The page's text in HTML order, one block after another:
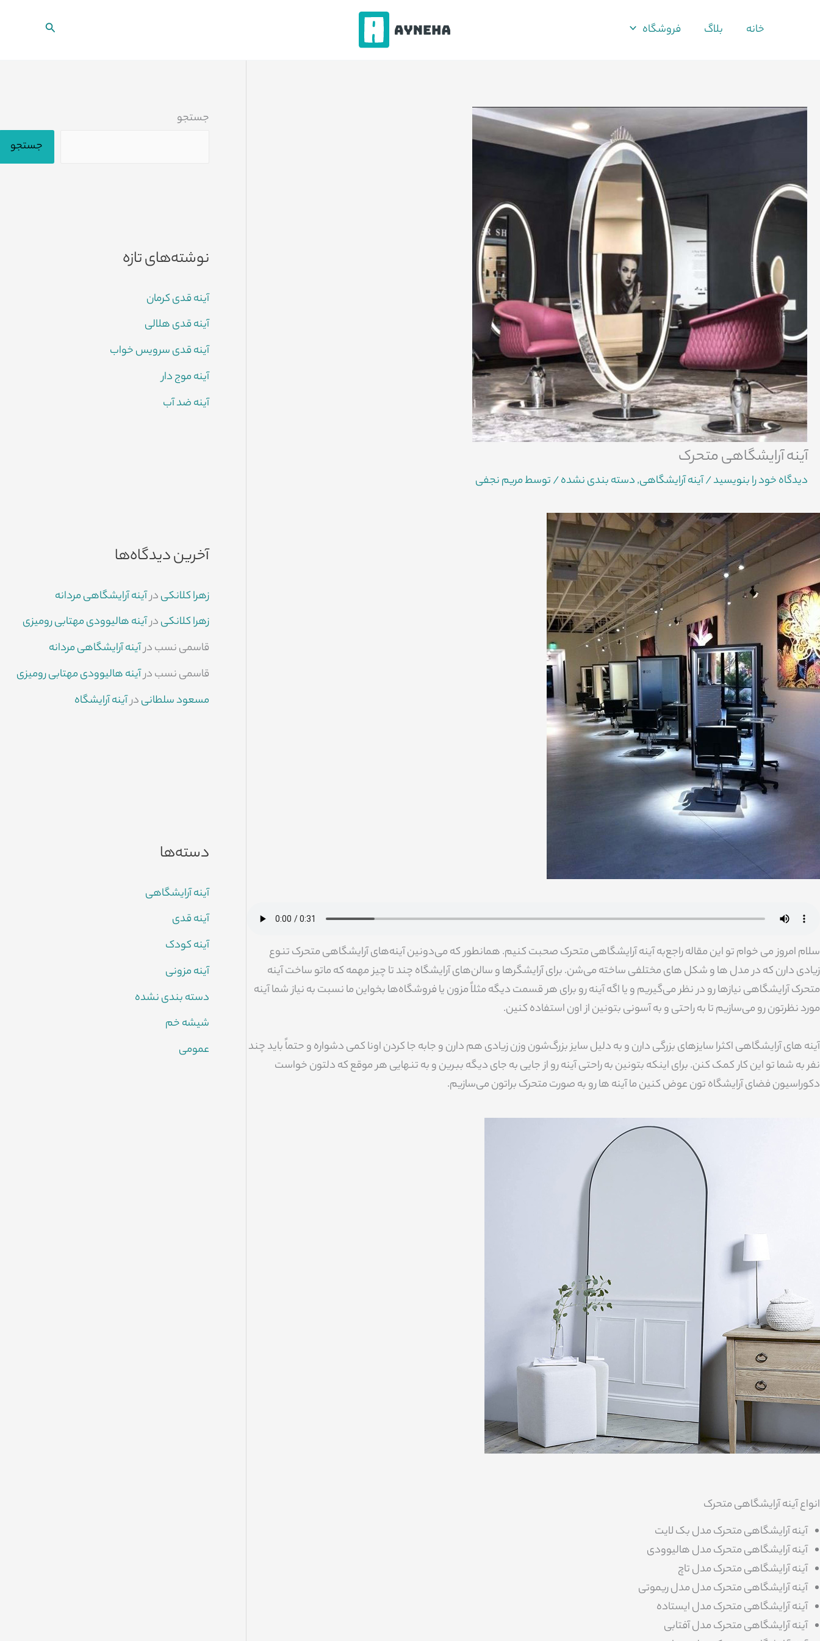
خانه بلاگ فروشگاه جستجو
آینه آرایشگاهی متحرک
دیدگاه‌ خود را بنویسید/آینه آرایشگاهی,دسته بندی نشده/ توسطمریم نجفی
سلام امروز می خوام تو این مقاله راجع‌به آینه آرایشگاهی متحرک صحبت کنیم. همانطور که می‌دونین آینه‌های آرایشگاهی متحرک تنوع
زیادی دارن که در مدل ها و شکل های مختلفی ساخته می‌شن. برای آرایشگرها و سالن‌های آرایشگاه چند تا چیز مهمه که ماتو ساخت آینه
متحرک آرایشگاهی نیازها رو در نظر می‌گیریم و یا اگه آینه رو برای هر قسمت دیگه مثلاً مزون یا فروشگاه‌ها بخواین ما نسبت به نیاز شما آینه
مورد نظرتون رو می‌سازیم تا به راحتی و به آسونی بتونین از اون استفاده کنین.
آینه های آرایشگاهی اکثرا سایز‌های بزرگی دارن و به دلیل سایز بزرگ‌شون وزن زیادی هم دارن و جابه جا کردن اونا کمی دشواره و حتماً باید چند
نفر به شما تو این کار کمک کنن. برای اینکه بتونین به راحتی آینه رو از جایی به جای دیگه ببرین و به تنهایی هر موقع که دلتون خواست
دکوراسیون فضای آرایشگاه تون عوض کنین ما آینه ها رو به صورت متحرک براتون می‌سازیم.
انواع آینه آرایشگاهی متحرک
آینه آرایشگاهی متحرک مدل بک لایت
آینه آرایشگاهی متحرک مدل هالیوودی
آینه آرایشگاهی متحرک مدل تاچ
آینه آرایشگاهی متحرک مدل مدل ریموتی
آینه آرایشگاهی متحرک مدل ایستاده
آینه آرایشگاهی متحرک مدل آفتابی
جستجو
جستجو
نوشته‌های تازه
آینه قدی کرمان
آینه قدی هلالی
آینه قدی سرویس خواب
آینه موج دار
آینه ضد آب
آخرین دیدگاه‌ها
زهرا کلانکیدرآینه آرایشگاهی مردانه
زهرا کلانکیدرآینه هالیوودی مهتابی رومیزی
قاسمی نسبدرآینه آرایشگاهی مردانه
قاسمی نسبدرآینه هالیوودی مهتابی رومیزی
مسعود سلطانیدرآینه آرایشگاه
دسته‌ها
آینه آرایشگاهی
آینه قدی
آینه کودک
آینه مزونی
دسته بندی نشده
شیشه خم
عمومی